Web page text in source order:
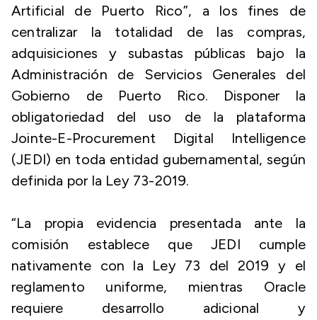
Artificial de Puerto Rico”, a los fines de
centralizar la totalidad de las compras,
adquisiciones y subastas públicas bajo la
Administración de Servicios Generales del
Gobierno de Puerto Rico. Disponer la
obligatoriedad del uso de la plataforma
Jointe-E-Procurement Digital Intelligence
(JEDI) en toda entidad gubernamental, según
definida por la Ley 73-2019.
“La propia evidencia presentada ante la
comisión establece que JEDI cumple
nativamente con la Ley 73 del 2019 y el
reglamento uniforme, mientras Oracle
requiere desarrollo adicional y